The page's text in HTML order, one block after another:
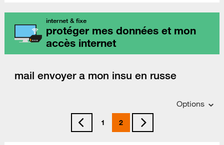
internet & fixe
protéger mes données et mon
accès internet
mail envoyer a mon insu en russe
Options
1 2